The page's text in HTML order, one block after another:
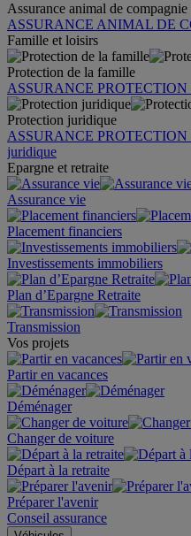
Assurance animal de compagnie
ASSURANCE ANIMAL DE
Famille et loisirs
Protection de la famille
ASSURANCE
Protection juridique
ASSURANCE
juridique
Epargne et retraite
Assurance vie
Placement financiers
Investissements immobiliers
Plan d’Epargne Retraite
Transmission
Vos projets
Partir en vacances
Déménager
Changer de voiture
Départ à la retraite
Préparer l'avenir
Conseil assurance